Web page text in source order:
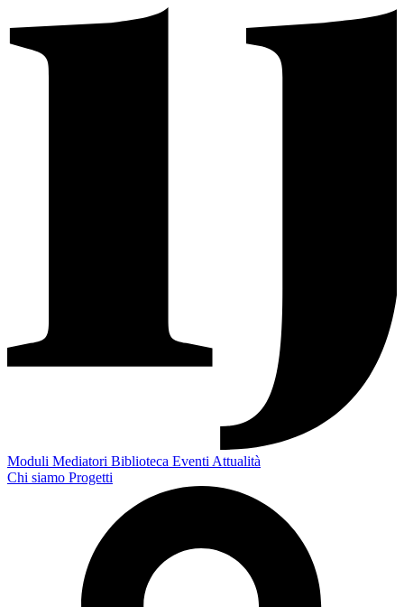
Moduli Mediatori Biblioteca Eventi Attualità
Chi siamo Progetti